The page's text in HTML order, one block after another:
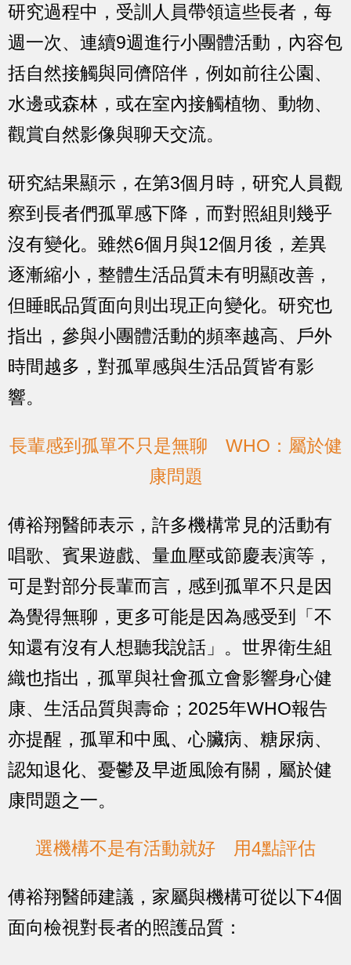
研究過程中，受訓人員帶領這些長者，每
週一次、連續9週進行小團體活動，內容包
括自然接觸與同儕陪伴，例如前往公園、
水邊或森林，或在室內接觸植物、動物、
觀賞自然影像與聊天交流。
研究結果顯示，在第3個月時，研究人員觀
察到長者們孤單感下降，而對照組則幾乎
沒有變化。雖然6個月與12個月後，差異
逐漸縮小，整體生活品質未有明顯改善，
但睡眠品質面向則出現正向變化。研究也
指出，參與小團體活動的頻率越高、戶外
時間越多，對孤單感與生活品質皆有影
響。
長輩感到孤單不只是無聊 WHO：屬於健
康問題
傅裕翔醫師表示，許多機構常見的活動有
唱歌、賓果遊戲、量血壓或節慶表演等，
可是對部分長輩而言，感到孤單不只是因
為覺得無聊，更多可能是因為感受到「不
知還有沒有人想聽我說話」。世界衛生組
織也指出，孤單與社會孤立會影響身心健
康、生活品質與壽命；2025年WHO報告
亦提醒，孤單和中風、心臟病、糖尿病、
認知退化、憂鬱及早逝風險有關，屬於健
康問題之一。
選機構不是有活動就好 用4點評估
傅裕翔醫師建議，家屬與機構可從以下4個
面向檢視對長者的照護品質：